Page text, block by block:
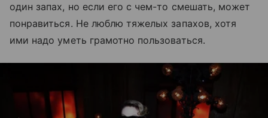
один запах, но если его с чем-то смешать, может
понравиться. Не люблю тяжелых запахов, хотя
ими надо уметь грамотно пользоваться.